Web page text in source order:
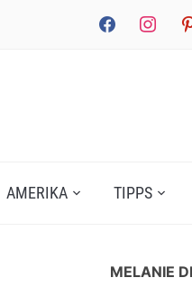
facebookinstagram
AMERIKA TIPPS
MELANIE